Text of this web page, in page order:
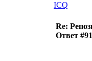
ICQ
Re:
Ответ